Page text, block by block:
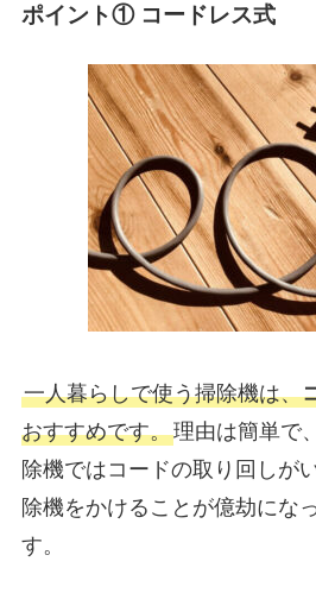
ポイント① コードレス式
一人暮らしで使う掃除機は、
おすすめです。理由は簡単で
除機ではコードの取り回しが
除機をかけることが億劫にな
す。